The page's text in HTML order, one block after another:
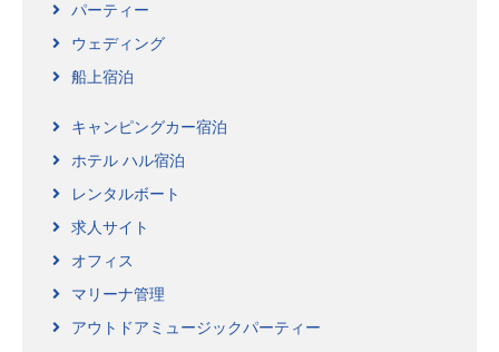
パーティー
ウェディング
船上宿泊
キャンピングカー宿泊
ホテル ハル宿泊
レンタルボート
求人サイト
オフィス
マリーナ管理
アウトドアミュージックパーティー